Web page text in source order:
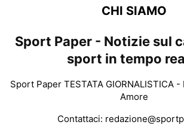
CHI SIAMO
Sport Paper - Notizie sul
sport in tempo
Sport Paper TESTATA GIORNALISTICA
Amore
Contattaci: